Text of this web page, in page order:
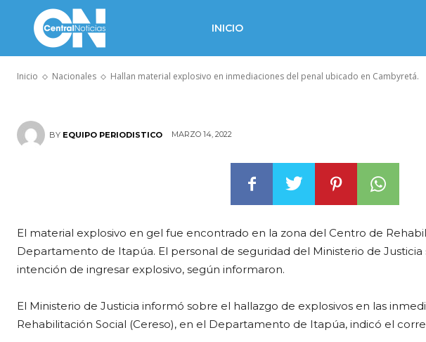
INICIO
Inicio Nacionales Hallan material explosivo en inmediaciones del penal ubicado en Cambyretá.
en Cambyretá.
BY EQUIPO PERIODISTICO MARZO 14, 2022
El material explosivo en gel fue encontrado en la zona del Centro de
Departamento de Itapúa. El personal de seguridad del Ministerio de
intención de ingresar explosivo, según informaron.
El Ministerio de Justicia informó sobre el hallazgo de explosivos en las
Rehabilitación Social (Cereso), en el Departamento de Itapúa, indicó el